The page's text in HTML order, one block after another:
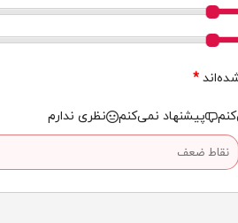
*
پیشنهاد نمی‌کنم نظری ندارم